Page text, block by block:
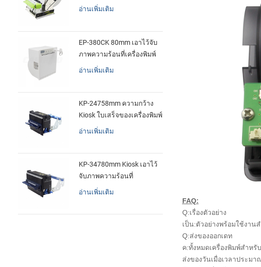
FAQ:
Q:เรื่องตัวอย่าง
เป็น:ตัวอย่างพร้อมใช้งาน
Q:ส่งของออกเดท
ค:ทั้งหมดเครื่องพิมพ์สำหรั
ส่งของวันเมื่อเวลาประม
เครื่องพิมพ์ศูนย์ควบคุม kde
อ่านเพิ่มเติม
EP-380CK 80mm เอาไว้จับ
ภาพความร้อนที่เครื่องพิมพ์
ด้วปิดล็อค
อ่านเพิ่มเติม
KP-24758mm ความกว้าง
Kiosk ใบเสร็จของเครื่องพิมพ์
อ่านเพิ่มเติม
KP-34780mm Kiosk เอาไว้
จับภาพความร้อนที่
เครื่องพิมพ์
อ่านเพิ่มเติม